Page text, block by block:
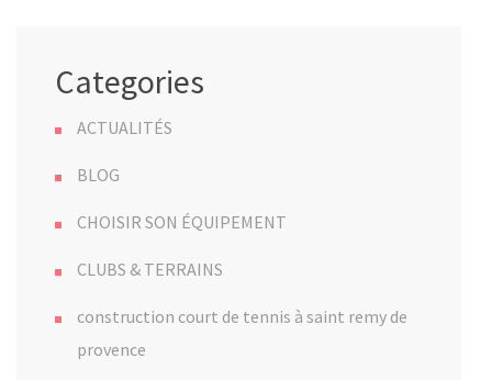
Categories
ACTUALITÉS
BLOG
CHOISIR SON ÉQUIPEMENT
CLUBS & TERRAINS
construction court de tennis à saint remy de
provence